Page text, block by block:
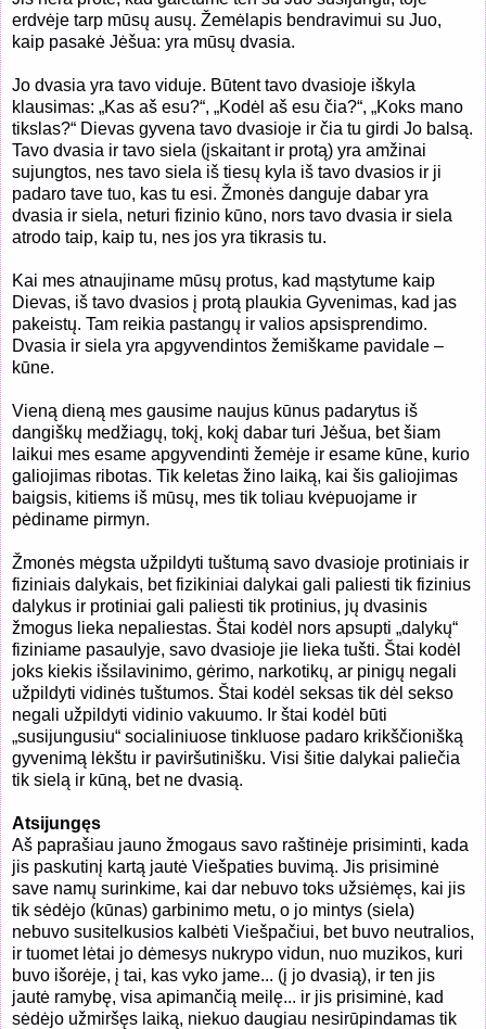
erdvėje tarp mūsų ausų. Žemėlapis bendravimui su Juo,
kaip pasakė Jėšua: yra mūsų dvasia.
Jo dvasia yra tavo viduje. Būtent tavo dvasioje iškyla
klausimas: „Kas aš esu?“, „Kodėl aš esu čia?“, „Koks mano
tikslas?“ Dievas gyvena tavo dvasioje ir čia tu girdi Jo balsą.
Tavo dvasia ir tavo siela (įskaitant ir protą) yra amžinai
sujungtos, nes tavo siela iš tiesų kyla iš tavo dvasios ir ji
padaro tave tuo, kas tu esi. Žmonės danguje dabar yra
dvasia ir siela, neturi fizinio kūno, nors tavo dvasia ir siela
atrodo taip, kaip tu, nes jos yra tikrasis tu.
Kai mes atnaujiname mūsų protus, kad mąstytume kaip
Dievas, iš tavo dvasios į protą plaukia Gyvenimas, kad jas
pakeistų. Tam reikia pastangų ir valios apsisprendimo.
Dvasia ir siela yra apgyvendintos žemiškame pavidale –
kūne.
Vieną dieną mes gausime naujus kūnus padarytus iš
dangiškų medžiagų, tokį, kokį dabar turi Jėšua, bet šiam
laikui mes esame apgyvendinti žemėje ir esame kūne, kurio
galiojimas ribotas. Tik keletas žino laiką, kai šis galiojimas
baigsis, kitiems iš mūsų, mes tik toliau kvėpuojame ir
pėdiname pirmyn.
Žmonės mėgsta užpildyti tuštumą savo dvasioje protiniais ir
fiziniais dalykais, bet fizikiniai dalykai gali paliesti tik fizinius
dalykus ir protiniai gali paliesti tik protinius, jų dvasinis
žmogus lieka nepaliestas. Štai kodėl nors apsupti „dalykų“
fiziniame pasaulyje, savo dvasioje jie lieka tušti. Štai kodėl
joks kiekis išsilavinimo, gėrimo, narkotikų, ar pinigų negali
užpildyti vidinės tuštumos. Štai kodėl seksas tik dėl sekso
negali užpildyti vidinio vakuumo. Ir štai kodėl būti
„susijungusiu“ socialiniuose tinkluose padaro krikščionišką
gyvenimą lėkštu ir paviršutinišku. Visi šitie dalykai paliečia
tik sielą ir kūną, bet ne dvasią.
Atsijungęs
Aš paprašiau jauno žmogaus savo raštinėje prisiminti, kada
jis paskutinį kartą jautė Viešpaties buvimą. Jis prisiminė
save namų surinkime, kai dar nebuvo toks užsiėmęs, kai jis
tik sėdėjo (kūnas) garbinimo metu, o jo mintys (siela)
nebuvo susitelkusios kalbėti Viešpačiui, bet buvo neutralios,
ir tuomet lėtai jo dėmesys nukrypo vidun, nuo muzikos, kuri
buvo išorėje, į tai, kas vyko jame... (į jo dvasią), ir ten jis
jautė ramybę, visa apimančią meilę... ir jis prisiminė, kad
sėdėjo užmiršęs laiką, niekuo daugiau nesirūpindamas tik